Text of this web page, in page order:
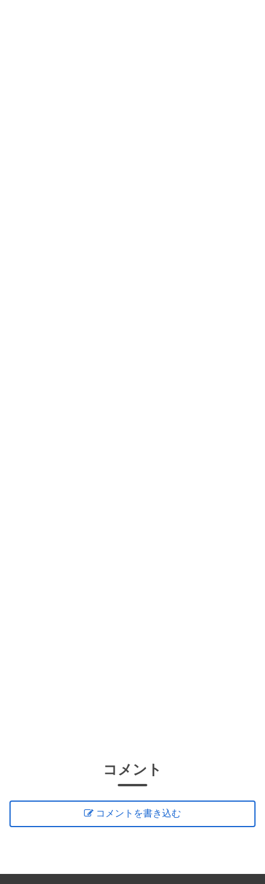
コメント
コメントを書き込む